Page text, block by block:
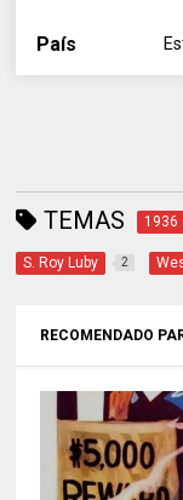
País
TEMAS 1936
S. Roy Luby 2
RECOMENDADO